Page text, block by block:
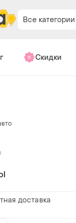
Все категории
Скидки
доставка